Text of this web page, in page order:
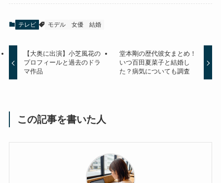
テレビ モデル 女優 結婚
【大奥に出演】小芝風花の
プロフィールと過去のドラ
マ作品
堂本剛の歴代彼女まとめ！
いつ百田夏菜子と結婚し
た？病気についても調査
この記事を書いた人